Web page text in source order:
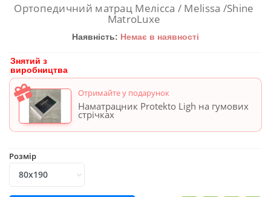
Ортопедичний матрац Мелісcа / Melissa /Shine
MatroLuxe
Наявність: Немає в наявності
Знятий з
виробництва
Отримайте у подарунок
Наматрацник Protekto Ligh на гумових
стрічках
Розмір